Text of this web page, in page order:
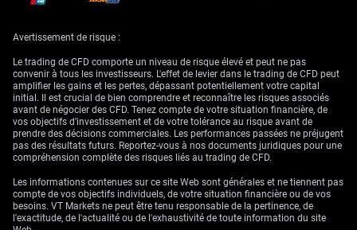
Rôle de l’OPEP+ et
stratégies
directionnelles
Il faut également tenir compte du rôle des autres grands producteurs
dans cet environnement. Des données récentes de mai 2026 montrent
que l’OPEP+ maintient sa discipline de production, conservant une
capacité serait vraisemblablement mobilisée pour plafonner tout envol
significatif des prix au-delà de 110 dollars, même si les discussions
États-Unis–Iran devaient échouer complètement.
Pour ceux qui ont un biais directionnel affirmé, nous recommandons
Avertissement de risque :
Le trading de CFD comporte un niveau de risque élevé et peut ne pas
convenir à tous les investisseurs. L'effet de levier dans le trading de CFD peut
amplifier les gains et les pertes, dépassant potentiellement votre capital
initial. Il est crucial de bien comprendre et reconnaître les risques associés
avant de négocier des CFD. Tenez compte de votre situation financière, de
vos objectifs d’investissement et de votre tolérance au risque avant de
prendre des décisions commerciales. Les performances passées ne préjugent
pas des résultats futurs. Reportez-vous à nos documents juridiques pour une
compréhension complète des risques liés au trading de CFD.
Les informations contenues sur ce site Web sont générales et ne tiennent pas
compte de vos objectifs individuels, de votre situation financière ou de vos
besoins. VT Markets ne peut être tenu responsable de la pertinence, de
l'exactitude, de l'actualité ou de l'exhaustivité de toute information du site